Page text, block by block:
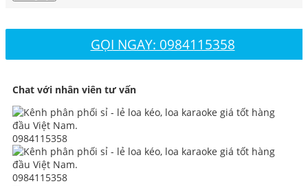
GỌI NGAY: 0984115358
Chat với nhân viên tư vấn
0984115358
0984115358